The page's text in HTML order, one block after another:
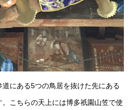
にある5つの鳥居を抜けた先にある
こちらの天上には博多祇園山笠で使